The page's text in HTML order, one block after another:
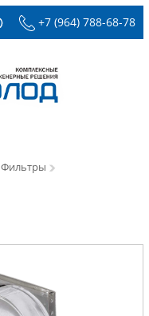
+7 (964) 788-68-78
Фильтры